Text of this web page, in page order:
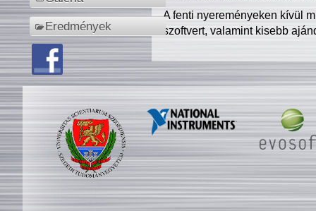
Eredmények
A fenti nyereményeken kívül
szoftvert, valamint kisebb